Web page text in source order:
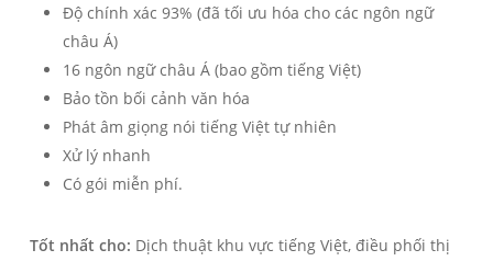
Độ chính xác 93% (đã tối ưu hóa cho các ngôn ngữ
châu Á)
16 ngôn ngữ châu Á (bao gồm tiếng Việt)
Bảo tồn bối cảnh văn hóa
Phát âm giọng nói tiếng Việt tự nhiên
Xử lý nhanh
Có gói miễn phí.
Tốt nhất cho: Dịch thuật khu vực tiếng Việt, điều phối thị